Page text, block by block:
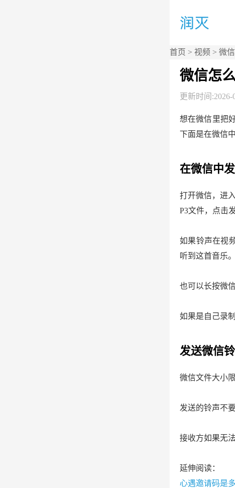
首页 > 视频 > 微
微信怎
更新时间
想在微信里把
下面是在微信
在微信中
打开微信，进
P3文件，点击
如果铃声在视
听到这首音乐。
也可以长按微
如果是自己录
发送微信
微信文件大小
发送的铃声不
接收方如果无
延伸阅读：
心遇邀请码是